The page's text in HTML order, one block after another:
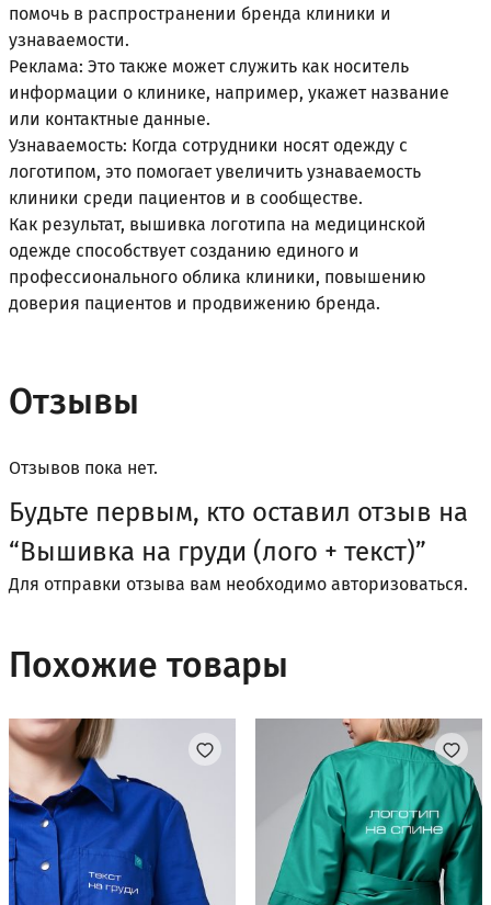
помочь в распространении бренда клиники и
узнаваемости.
Реклама: Это также может служить как носитель
информации о клинике, например, укажет название
или контактные данные.
Узнаваемость: Когда сотрудники носят одежду с
логотипом, это помогает увеличить узнаваемость
клиники среди пациентов и в сообществе.
Как результат, вышивка логотипа на медицинской
одежде способствует созданию единого и
профессионального облика клиники, повышению
доверия пациентов и продвижению бренда.
Отзывы
Отзывов пока нет.
Будьте первым, кто оставил отзыв на
“Вышивка на груди (лого + текст)”
Для отправки отзыва вам необходимо авторизоваться.
Похожие товары